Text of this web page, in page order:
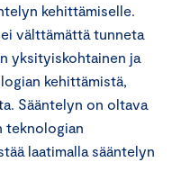
kehittämiselle.
välttämättä tunneta
yksityiskohtainen ja
kehittämistä,
Sääntelyn on oltava
teknologian
laatimalla sääntelyn